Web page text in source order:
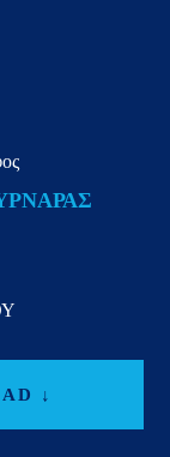
↓